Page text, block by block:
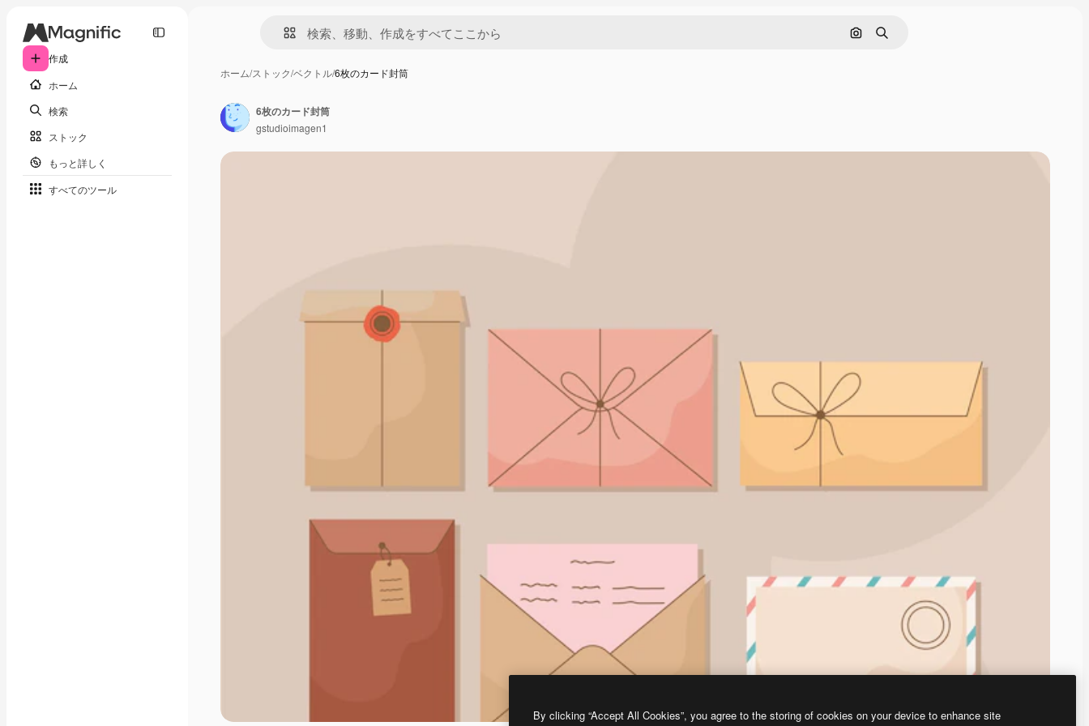
作成
ホーム
検索
ストック
もっと詳しく
すべてのツール
画像で検索
検索
ホーム/ストック/ベクトル/6枚のカード封筒
6枚のカード封筒
gstudioimagen1
By clicking “Accept All Cookies”, you agree to the storing of cookies on your device to enhance site